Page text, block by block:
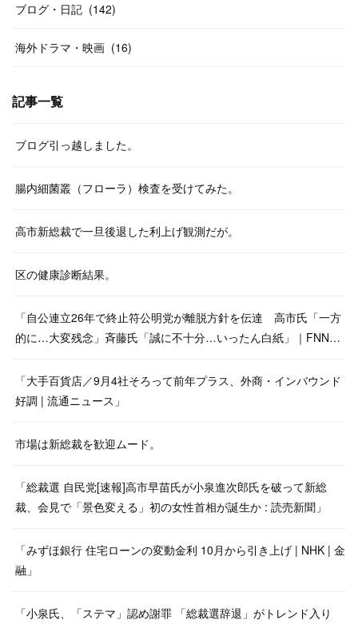
ブログ・日記 (142)
海外ドラマ・映画 (16)
記事一覧
ブログ引っ越しました。
腸内細菌叢（フローラ）検査を受けてみた。
高市新総裁で一旦後退した利上げ観測だが。
区の健康診断結果。
「自公連立26年で終止符公明党が離脱方針を伝達 高市氏「一方
的に…大変残念」斉藤氏「誠に不十分…いったん白紙」｜FNN…
「大手百貨店／9月4社そろって前年プラス、外商・インバウンド
好調 | 流通ニュース」
市場は新総裁を歓迎ムード。
「総裁選 自民党[速報]高市早苗氏が小泉進次郎氏を破って新総
裁、会見で「景色変える」初の女性首相が誕生か : 読売新聞」
「みずほ銀行 住宅ローンの変動金利 10月から引き上げ | NHK | 金
融」
「小泉氏、「ステマ」認め謝罪 「総裁選辞退」がトレンド入り